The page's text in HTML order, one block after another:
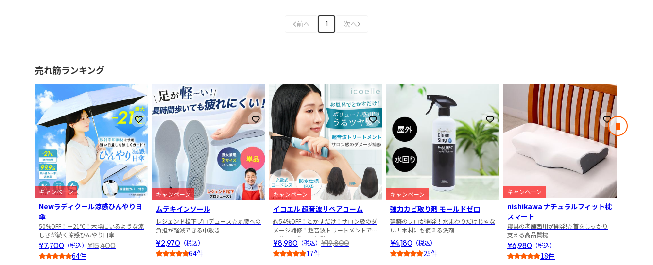
前へ 1 次へ
売れ筋ランキング
お気に入りに登録
キャンペーン
1
Newラディクール涼感ひんやり日
傘
50%OFF！－21℃！木陰にいるような涼
しさが続く涼感ひんやり日傘
¥7,700 （税込） ¥15,400
64件
お気に入りに登録
キャンペーン
ムテキインソール
レジェンド松下プロデュース☆足腰への
負担が軽減できる中敷き
¥2,970 （税込）
64件
お気に入りに登録
キャンペーン
イコエル 超音波リペアコーム
約54%OFF！とかすだけ！サロン級のダ
メージ補修！超音波トリートメントでサ
ラサラ＆うるツヤ髪へ
¥8,980 （税込） ¥19,800
17件
お気に入りに登録
キャンペーン
強力カビ取り剤 モールドゼロ
建築のプロが開発！水まわりだけじゃな
い！木材にも使える洗剤
¥4,180 （税込）
25件
お気に入りに
キャンペーン
nishikawa ナチュラルフィット枕
スマート
寝具の老舗西川が開発!☆首をしっかり
支える高品質枕
¥6,980 （税込）
18件
次のスラ